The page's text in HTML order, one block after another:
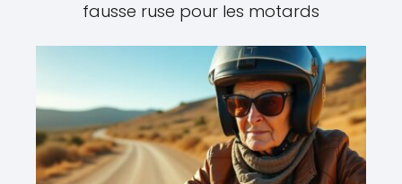
fausse ruse pour les motards